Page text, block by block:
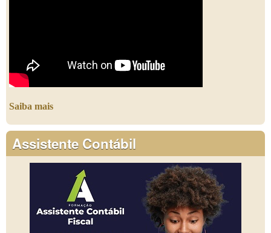
Saiba mais
Assistente Contábil